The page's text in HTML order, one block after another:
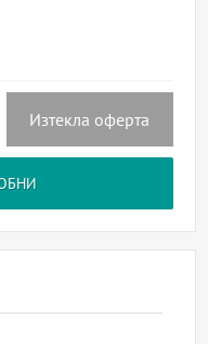
Изтекла оферта